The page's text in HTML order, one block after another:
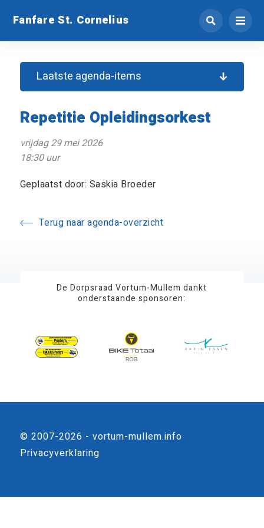
Fanfare St. Cornelius
Repetitie Opleidingsorkest
vrijdag 29 mei 2026
18:30 uur
Geplaatst door: Saskia Broeder
Terug naar agenda-overzicht
Laatste agenda-items
De Dorpsraad Vortum-Mullem dankt
onderstaande sponsoren:
© 2007-2026 - vortum-mullem.info
Privacyverklaring